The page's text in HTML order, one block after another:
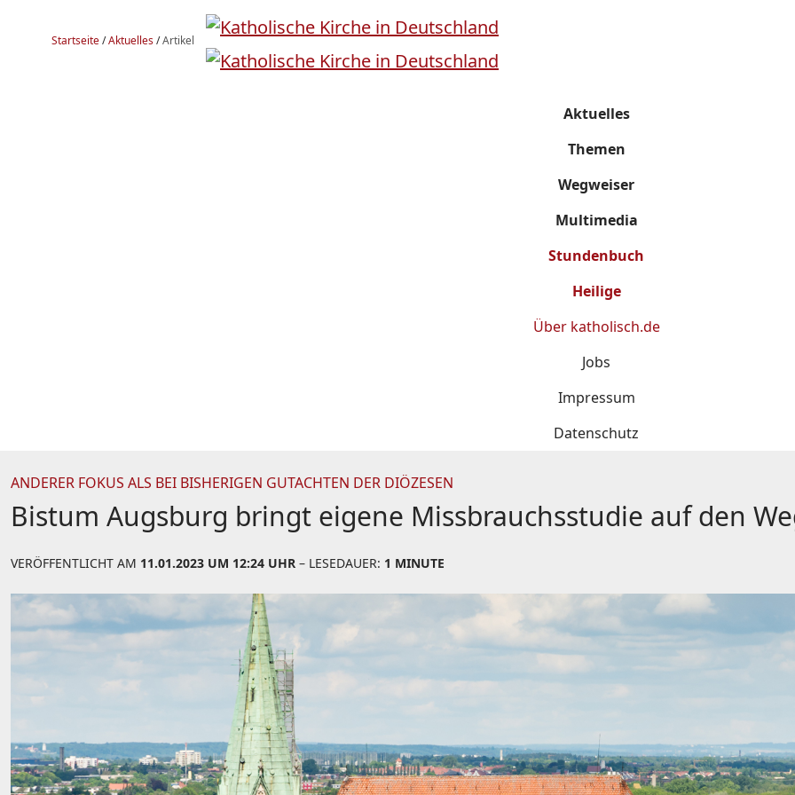
Startseite/Aktuelles/Artikel
Aktuelles
Themen
Wegweiser
Multimedia
Stundenbuch
Heilige
Über katholisch.de
Jobs
Impressum
Datenschutz
ANDERER FOKUS ALS BEI BISHERIGEN GUTACHTEN DER DIÖZESEN
Bistum Augsburg bringt eigene Missbrauchsstudie auf den
VERÖFFENTLICHT AM 11.01.2023 UM 12:24 UHR – LESEDAUER: 1 MINUTE